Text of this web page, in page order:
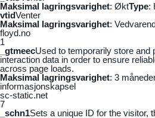
Maksimal lagringsvarighet: ØktType:
vtidVenter
Maksimal lagringsvarighet:
floyd.no
1
_gtmeecUsed to temporarily store
interaction data in order to ensure
across page loads.
Maksimal lagringsvarighet: 3
informasjonskapsel
sc-static.net
7
_schn1Sets a unique ID for the visitor,